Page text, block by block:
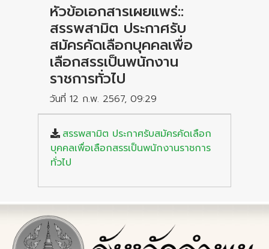
หัวข้อเอกสารเผยแพร่::
สรรพสามิต ประกาศรับ
สมัครคัดเลือกบุคคลเพื่อ
เลือกสรรเป็นพนักงาน
ราชการทั่วไป
วันที่ 12 ก.พ. 2567, 09:29
สรรพสามิต ประกาศรับสมัครคัดเลือก
บุคคลเพื่อเลือกสรรเป็นพนักงานราชการ
ทั่วไป